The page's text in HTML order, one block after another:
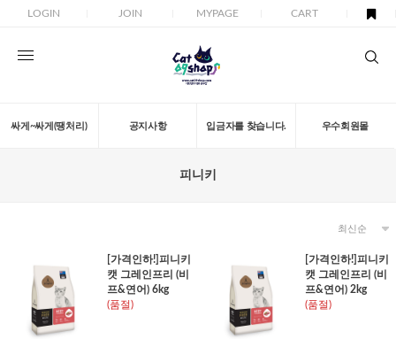
LOGIN JOIN MYPAGE CART
싸게~싸게(땡처리) 공지사항 입금자를 찾습니다. 우수회원몰
피니키
[가격인하!]피니키
캣 그레인프리 (비
프&연어) 6kg
(품절)
[가격인하!]피니키
캣 그레인프리 (비
프&연어) 2kg
(품절)